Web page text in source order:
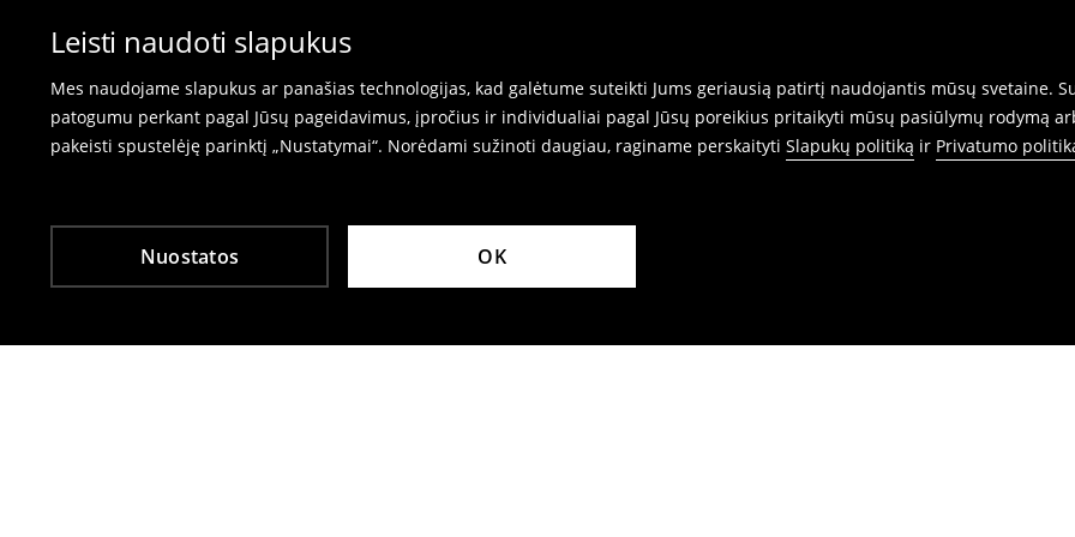
Leisti naudoti slapukus
Mes naudojame slapukus ar panašias technologijas, kad galėtume suteikti Jums geriausią patirtį naudojantis mūsų svetaine.
patogumu perkant pagal Jūsų pageidavimus, įpročius ir individualiai pagal Jūsų poreikius pritaikyti mūsų pasiūlymų rodymą
pakeisti spustelėję parinktį „Nustatymai“. Norėdami sužinoti daugiau, raginame perskaityti Slapukų politiką ir Privatumo
Nuostatos OK
⟶
Prekių grąžinimas